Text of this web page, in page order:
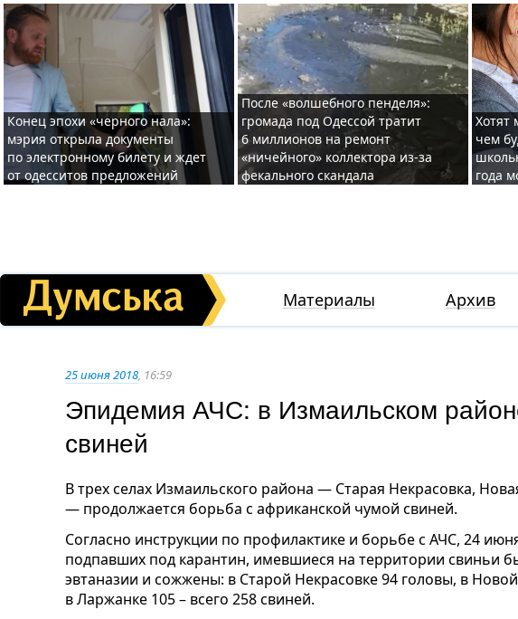
Конец эпохи «черного нала»:
мэрия открыла документы
по электронному билету и ждет
от одесситов предложений
После «волшебного пенделя»:
громада под Одессой тратит
6 миллионов на ремонт
«ничейного» коллектора из-за
фекального скандала
Хотят
чем
года
Материалы Архив
25 июня 2018, 16:59
Эпидемия АЧС: в Измаильском
свиней
В трех селах Измаильского района — Старая Некрасовка,
— продолжается борьба с африканской чумой свиней.
Согласно инструкции по профилактике и борьбе с АЧС, 24
подпавших под карантин, имевшиеся на территории свиньи
эвтаназии и сожжены: в Старой Некрасовке 94 головы, в
в Ларжанке 105 – всего 258 свиней.